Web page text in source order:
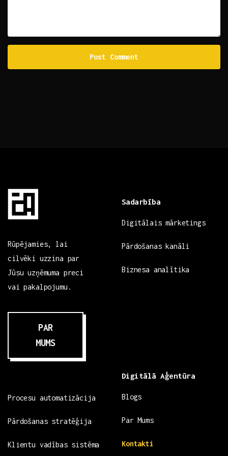
Rūpējamies, lai
cilvēki uzzina par
Jūsu uzņēmuma preci
vai pakalpojumu.
PAR
MUMS
Sadarbība
Digitālais mārketings
Pārdošanas kanāli
Biznesa analītika
Procesu automatizācija
Pārdošanas stratēģija
Klientu vadības sistēma
Digitālā Aģentūra
Blogs
Par Mums
Kontakti